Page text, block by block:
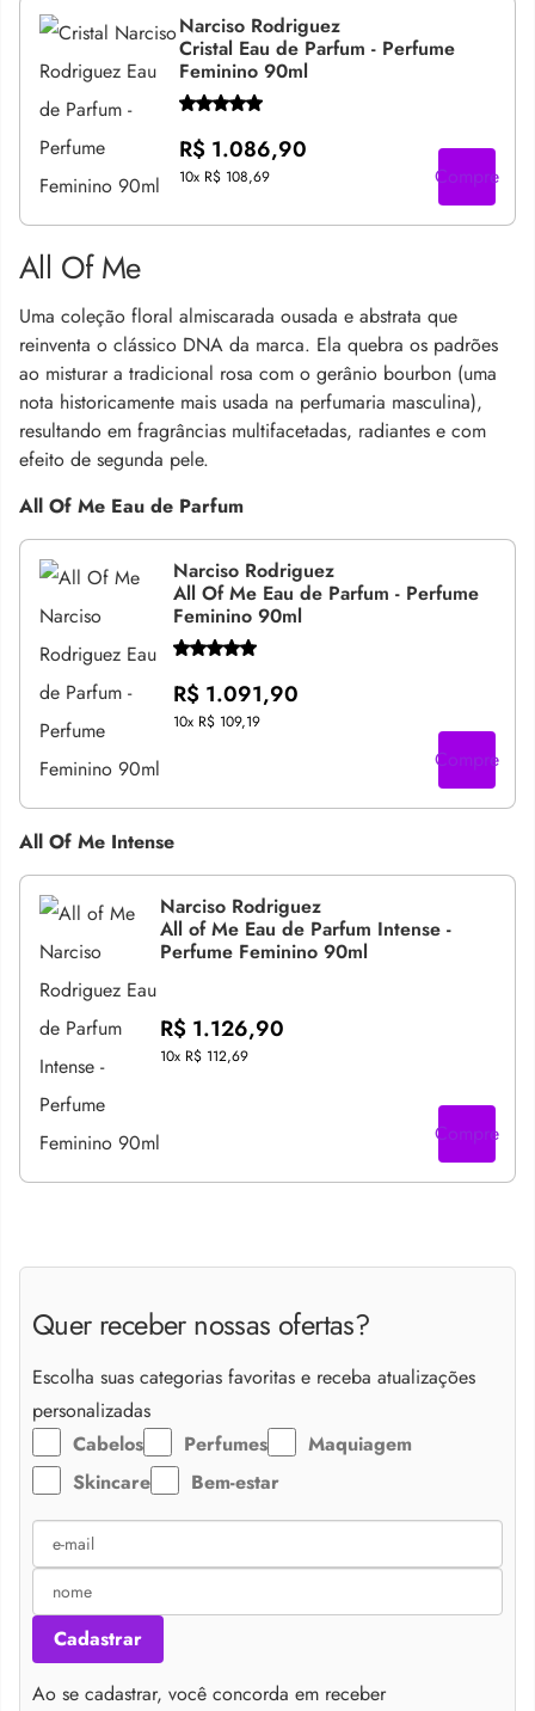
Narciso Rodriguez
Cristal Eau de Parfum - Perfume
Feminino 90ml
R$ 1.086,90
10x R$ 108,69 Compre
All Of Me
Uma coleção floral almiscarada ousada e abstrata que
reinventa o clássico DNA da marca. Ela quebra os padrões
ao misturar a tradicional rosa com o gerânio bourbon (uma
nota historicamente mais usada na perfumaria masculina),
resultando em fragrâncias multifacetadas, radiantes e com
efeito de segunda pele.
All Of Me Eau de Parfum
Narciso Rodriguez
All Of Me Eau de Parfum - Perfume
Feminino 90ml
R$ 1.091,90
10x R$ 109,19
Compre
All Of Me Intense
Narciso Rodriguez
All of Me Eau de Parfum Intense -
Perfume Feminino 90ml
R$ 1.126,90
10x R$ 112,69
Compre
Quer receber nossas ofertas?
Escolha suas categorias favoritas e receba atualizações
personalizadas
Cabelos
Perfumes
Maquiagem
Skincare
Bem-estar
Cadastrar
Ao se cadastrar, você concorda em receber